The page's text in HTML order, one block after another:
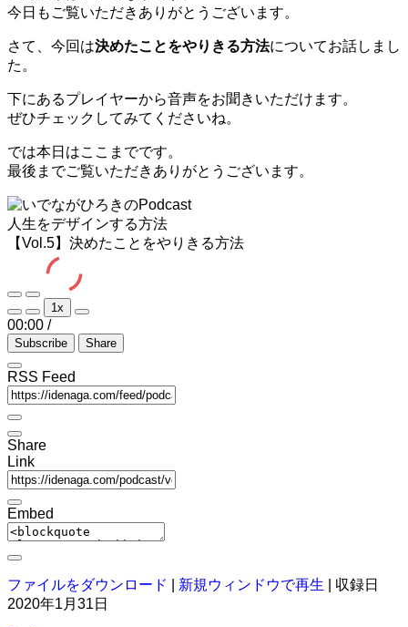
今日もご覧いただきありがとうございます。
さて、今回は決めたことをやりきる方法についてお話しまし
た。
下にあるプレイヤーから音声をお聞きいただけます。
ぜひチェックしてみてくださいね。
では本日はここまでです。
最後までご覧いただきありがとうございます。
人生をデザインする方法
【Vol.5】決めたことをやりきる方法
Play
Episode
Pause
Episode
1x
00:00 /
Subscribe Share
RSS Feed
Share
Link
Embed
ファイルをダウンロード 新規ウィンドウで再生
収録日
2020年1月31日